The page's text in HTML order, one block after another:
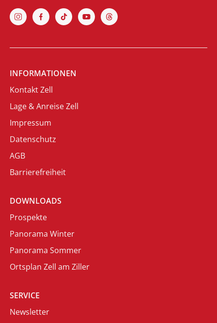
INFORMATIONEN
Kontakt Zell
Lage & Anreise Zell
Impressum
Datenschutz
AGB
Barrierefreiheit
DOWNLOADS
Prospekte
Panorama Winter
Panorama Sommer
Ortsplan Zell am Ziller
SERVICE
Newsletter